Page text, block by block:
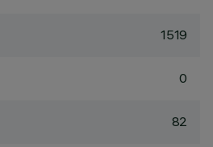
1519
0
82